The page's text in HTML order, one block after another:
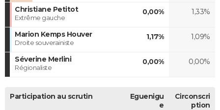
Christiane Petitot
Extrême gauche
0,00% 1,33%
Marion Kemps Houver
Droite souverainiste
1,17% 1,09%
Séverine Merlini
Régionaliste
0,00% 0,00%
Participation au scrutin
Eguenigu
e
Circonscri
ption